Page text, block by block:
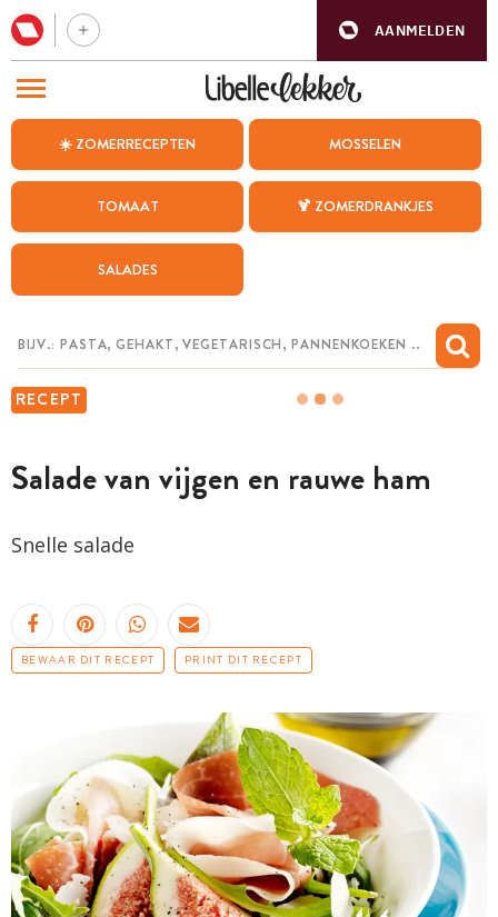
AANMELDEN
☀️ ZOMERRECEPTEN MOSSELEN
TOMAAT 🍹 ZOMERDRANKJES
SALADES
RECEPT
Salade van vijgen en rauwe ham
Snelle salade
BEWAAR DIT RECEPT PRINT DIT RECEPT
BEZOEK ONZE ANDERE WEBSITES
WEEKMENU
CHAT MET MAIA
MIJN BEWAARDE RECEPTEN